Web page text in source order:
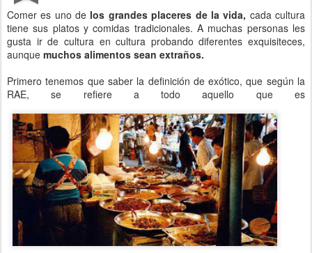
Comer es uno de los grandes placeres de la vida, cada cultura
tiene sus platos y comidas tradicionales. A muchas personas les
gusta ir de cultura en cultura probando diferentes exquisiteces,
aunque muchos alimentos sean extraños.
Primero tenemos que saber la definición de exótico, que según la
RAE, se refiere a todo aquello que es